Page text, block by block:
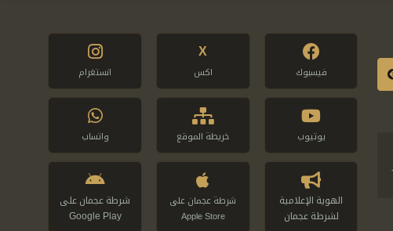
فيسبوك
X
اكس انستغرام
يوتيوب خريطة الموقع واتساب
الهوية الإعلامية
لشرطة عجمان
شرطة عجمان على
Apple Store
شرطة عجمان على
Google Play